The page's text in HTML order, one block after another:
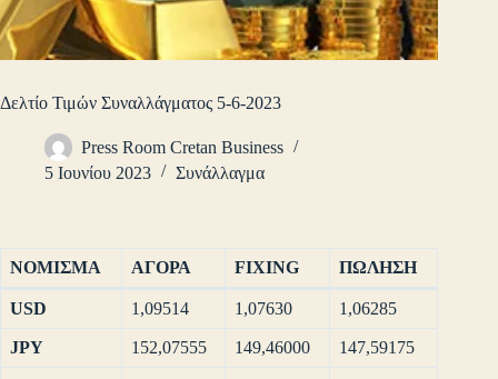
Δελτίο Τιμών Συναλλάγματος 5-6-2023
Press Room Cretan Business
5 Ιουνίου 2023
Συνάλλαγμα
ΝΟΜΙΣΜΑ ΑΓΟΡΑ FIXING ΠΩΛΗΣΗ
USD 1,09514 1,07630 1,06285
JPY 152,07555 149,46000 147,59175